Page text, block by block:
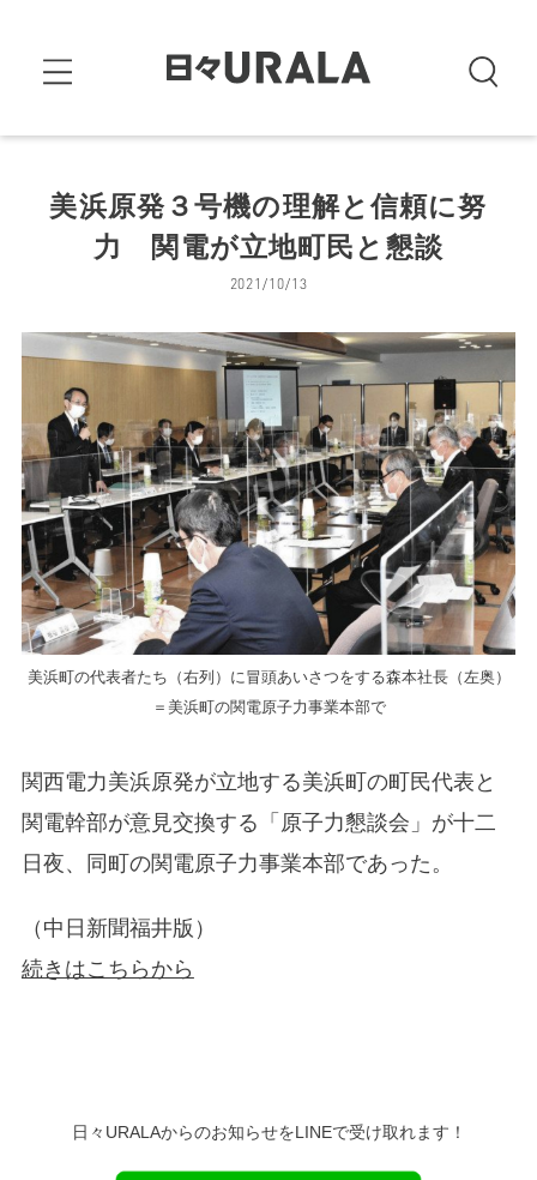
美浜原発３号機の理解と信頼に努
力 関電が立地町民と懇談
2021/10/13
美浜町の代表者たち（右列）に冒頭あいさつをする森本社長（左奥）
＝美浜町の関電原子力事業本部で
関西電力美浜原発が立地する美浜町の町民代表と
関電幹部が意見交換する「原子力懇談会」が十二
日夜、同町の関電原子力事業本部であった。
（中日新聞福井版）
続きはこちらから
日々URALAからのお知らせをLINEで受け取れます！